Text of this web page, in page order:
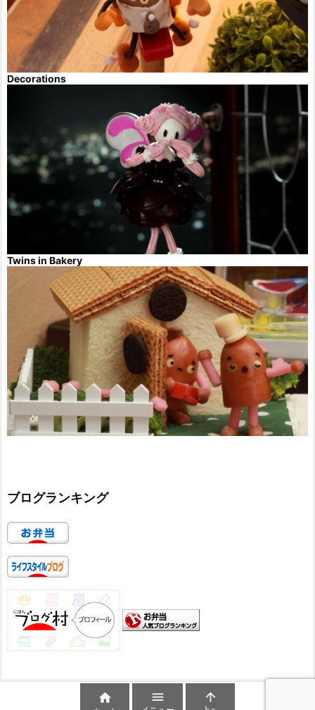
Decorations
Twins in Bakery
ブログランキング
  